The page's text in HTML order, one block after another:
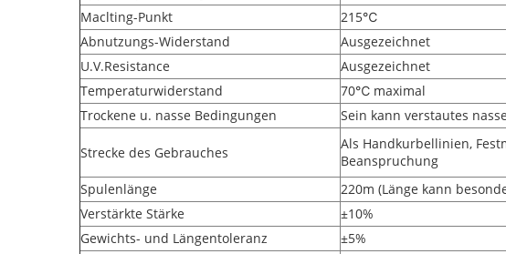
Maclting-Punkt
215℃
Abnutzungs-Widerstand
Ausgezeichnet
U.V.Resistance
Ausgezeichnet
Temperaturwiderstand
70℃ maximal
Trockene u. nasse Bedingungen
Sein kann verstautes
Strecke des Gebrauches
Als Handkurbellinien,
Beanspruchung
Spulenlänge
220m (Länge kann
Verstärkte Stärke
±10%
Gewichts- und Längentoleranz
±5%